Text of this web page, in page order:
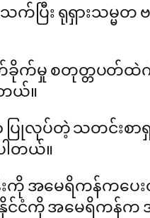
ပြီး ရုရှားသမ္မ
က်မှု စတုတ္တပတ်ထဲကို
ယ်။
ြုလုပ်တဲ့ သတင်းစာ
ပါတယ်။
အမေရိကန်ကပေး
ငံကို အမေရိကန်က